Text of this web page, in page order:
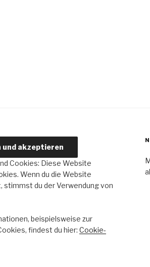
Cookies: Diese Website
Wenn du die Website
stimmst du der Verwendung von
beispielsweise zur
findest du hier: Cookie-